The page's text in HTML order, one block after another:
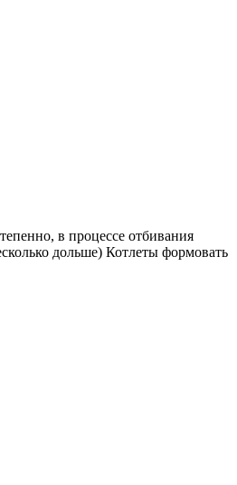
в процессе отбивания
дольше) Котлеты формовать